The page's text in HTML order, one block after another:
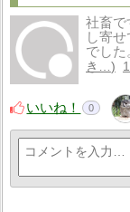
社畜で
し寄
でし
き…
いいね！ 0